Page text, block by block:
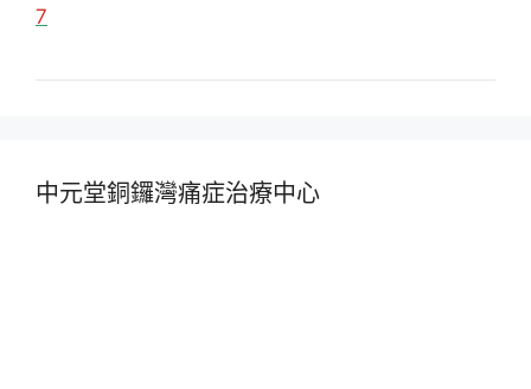
7
中元堂銅鑼灣痛症治療中心